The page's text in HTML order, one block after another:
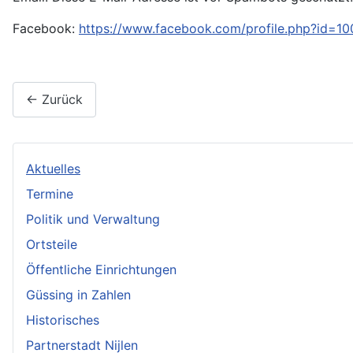
Aktuelles
Termine
Politik und Verwaltung
Ortsteile
Öffentliche Einrichtungen
Güssing in Zahlen
Historisches
Partnerstadt Nijlen
Facebook: https://www.facebook.com/
← Zurück